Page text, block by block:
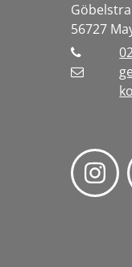
56727